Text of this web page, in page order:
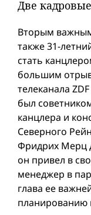
Две
Вторым
также 31-
стать
большим
телеканала
был
канцлера и
Северного
Фридрих Мерц
он привел в
менеджер в
глава ее
планированию